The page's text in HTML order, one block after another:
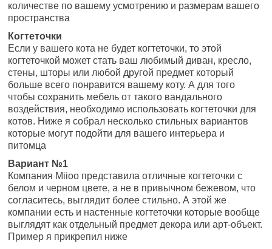
количестве по вашему усмотрению и размерам вашего
пространства
Когтеточки
Если у вашего кота не будет когтеточки, то этой
когтеточкой может стать ваш любимый диван, кресло,
стены, шторы или любой другой предмет который
больше всего понравится вашему коту. А для того
чтобы сохранить мебель от такого вандального
воздействия, необходимо использовать когтеточки для
котов. Ниже я собрал несколько стильных вариантов
которые могут подойти для вашего интерьера и
питомца
Вариант №1
Компания Miioo представила отличные когтеточки с
белом и черном цвете, а не в привычном бежевом, что
согласитесь, выглядит более стильно. А этой же
компании есть и настенные когтеточки которые вообще
выглядят как отдельный предмет декора или арт-объект.
Пример я прикрепил ниже